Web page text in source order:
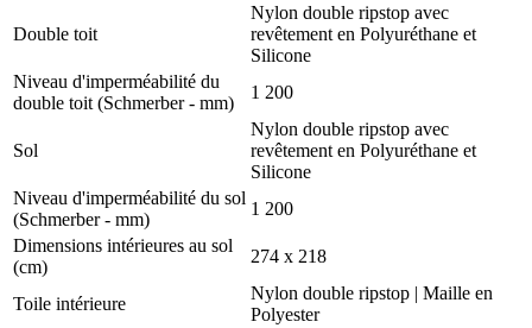
Double toit
Nylon double ripstop avec
revêtement en Polyuréthane et
Silicone
Niveau d'imperméabilité du
double toit (Schmerber - mm)
1 200
Sol
Nylon double ripstop avec
revêtement en Polyuréthane et
Silicone
Niveau d'imperméabilité du sol
(Schmerber - mm)
1 200
Dimensions intérieures au sol
(cm)
274 x 218
Toile intérieure
Nylon double ripstop | Maille en
Polyester